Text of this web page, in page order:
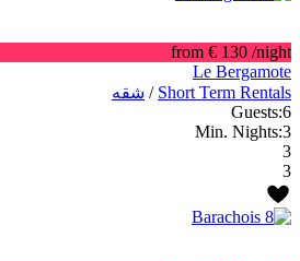
from € 130 /night
Le Bergamote
Short Term Rentals
/ شقه
Guests:6
Min. Nights:3
3
3